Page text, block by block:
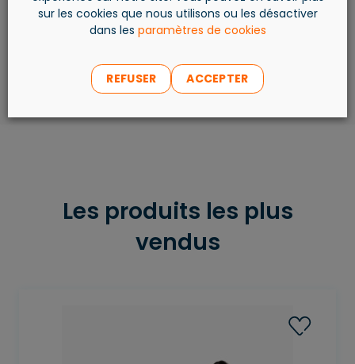
AJOUTER AU PANIER
Les produits les plus
vendus
sur les cookies que nous utilisons ou les désactiver
dans les paramètres de cookies
REFUSER ACCEPTER